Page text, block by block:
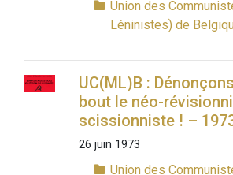
Union des
Léninistes) de
UC(ML)B :
bout le néo-
scissionniste ! –
26 juin 1973
Union des